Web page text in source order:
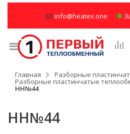
info@heatex.one
Главная Разборные
Разборные пластинчатые
НН№44
НН№44